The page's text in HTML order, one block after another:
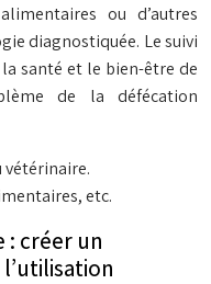
ou d’autres
diagnostiquée. Le suivi
santé et le bien-être de
de la défécation
vétérinaire.
etc.
: créer un